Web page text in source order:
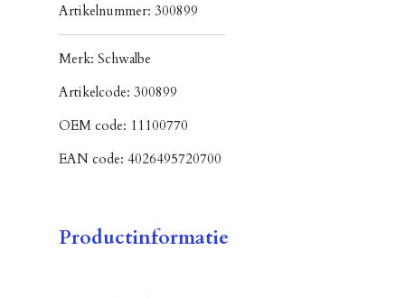
Artikelnummer: 300899
Merk: Schwalbe
Artikelcode: 300899
OEM code: 11100770
EAN code: 4026495720700
Productinformatie